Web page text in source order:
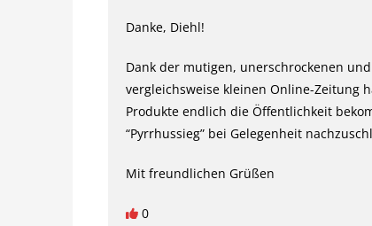
Danke, Diehl!
Dank der mutigen, unerschrockenen
vergleichsweise kleinen Online-Zeitung
Produkte endlich die Öffentlichkeit
“Pyrrhussieg” bei Gelegenheit
Mit freundlichen Grüßen
0